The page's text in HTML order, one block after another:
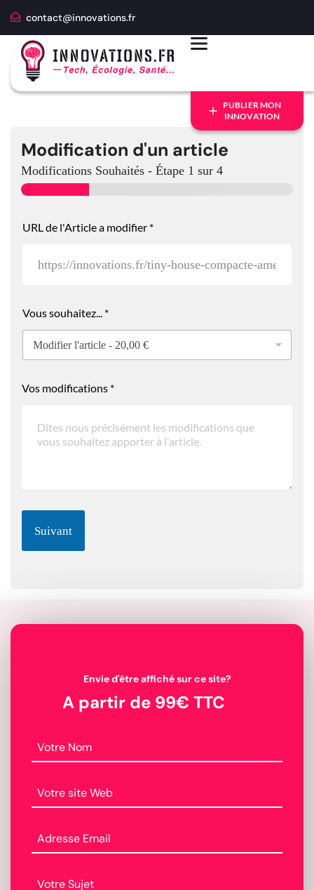
contact@innovations.fr
PUBLIER MON
INNOVATION
Modification d'un article
Modifications Souhaités - Étape 1 sur 4
s
t
.
URL de l'Article a modifier *
Vous souhaitez... *
Vos modifications *
Suivant
Envie d'être affiché sur ce site?
A partir de 99€ TTC